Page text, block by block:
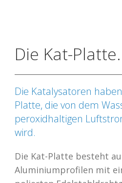
Die Kat-Platte.
Die Katalysatoren
Platte, die von dem
peroxidhaltigen
wird.
Die Kat-Platte besteht
Aluminiumprofilen mit